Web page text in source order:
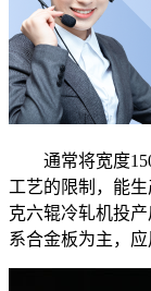
通常将宽度
工艺的限制，能
克六辊冷轧机投
系合金板为主，应